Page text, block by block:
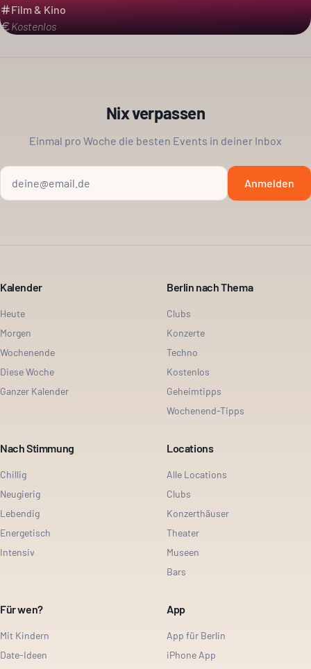
Film & Kino
Kostenlos
Nix verpassen
Einmal pro Woche die besten Events in deiner Inbox
Anmelden
Kalender
Heute
Morgen
Wochenende
Diese Woche
Ganzer Kalender
Berlin nach Thema
Clubs
Konzerte
Techno
Kostenlos
Geheimtipps
Wochenend-Tipps
Nach Stimmung
Chillig
Neugierig
Lebendig
Energetisch
Intensiv
Locations
Alle Locations
Clubs
Konzerthäuser
Theater
Museen
Bars
Für wen?
Mit Kindern
Date-Ideen
App
App für Berlin
iPhone App